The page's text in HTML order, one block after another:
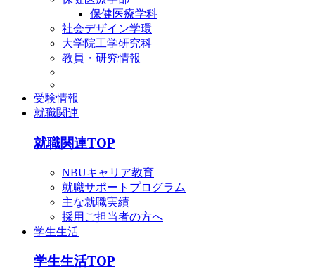
保健医療学科
社会デザイン学環
大学院工学研究科
教員・研究情報
受験情報
就職関連
就職関連TOP
NBUキャリア教育
就職サポートプログラム
主な就職実績
採用ご担当者の方へ
学生生活
学生生活TOP